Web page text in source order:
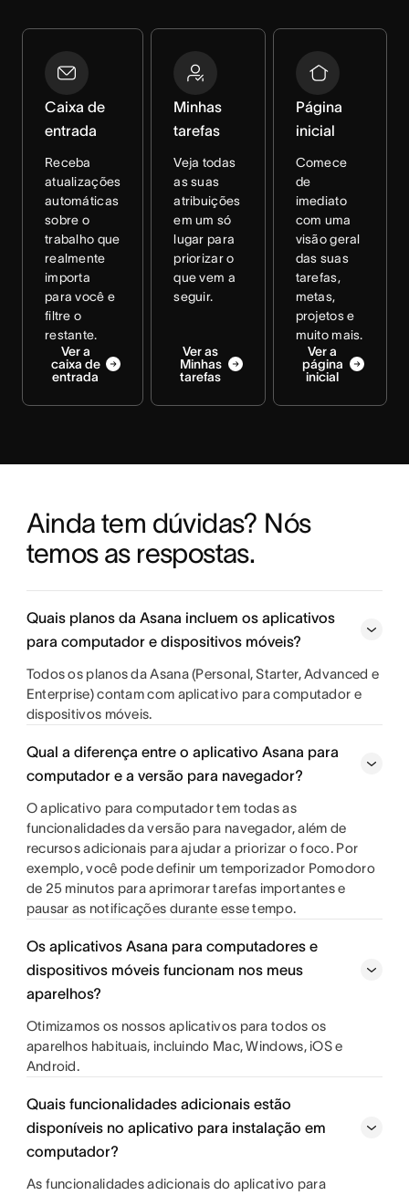
Caixa de
entrada
Receba
atualizações
automáticas
sobre o
trabalho que
realmente
importa
para você e
filtre o
restante.
Ver a
caixa de
entrada
Minhas
tarefas
Veja todas
as suas
atribuições
em um só
lugar para
priorizar o
que vem a
seguir.
Ver as
Minhas
tarefas
Página
inicial
Comece
de
imediato
com uma
visão geral
das suas
tarefas,
metas,
projetos e
muito mais.
Ver a
página
inicial
Ainda tem dúvidas? Nós
temos as respostas.
Quais planos da Asana incluem os aplicativos
para computador e dispositivos móveis?
Todos os planos da Asana (Personal, Starter, Advanced e
Enterprise) contam com aplicativo para computador e
dispositivos móveis.
Qual a diferença entre o aplicativo Asana para
computador e a versão para navegador?
O aplicativo para computador tem todas as
funcionalidades da versão para navegador, além de
recursos adicionais para ajudar a priorizar o foco. Por
exemplo, você pode definir um temporizador Pomodoro
de 25 minutos para aprimorar tarefas importantes e
pausar as notificações durante esse tempo.
Os aplicativos Asana para computadores e
dispositivos móveis funcionam nos meus
aparelhos?
Otimizamos os nossos aplicativos para todos os
aparelhos habituais, incluindo Mac, Windows, iOS e
Android.
Quais funcionalidades adicionais estão
disponíveis no aplicativo para instalação em
computador?
As funcionalidades adicionais do aplicativo para